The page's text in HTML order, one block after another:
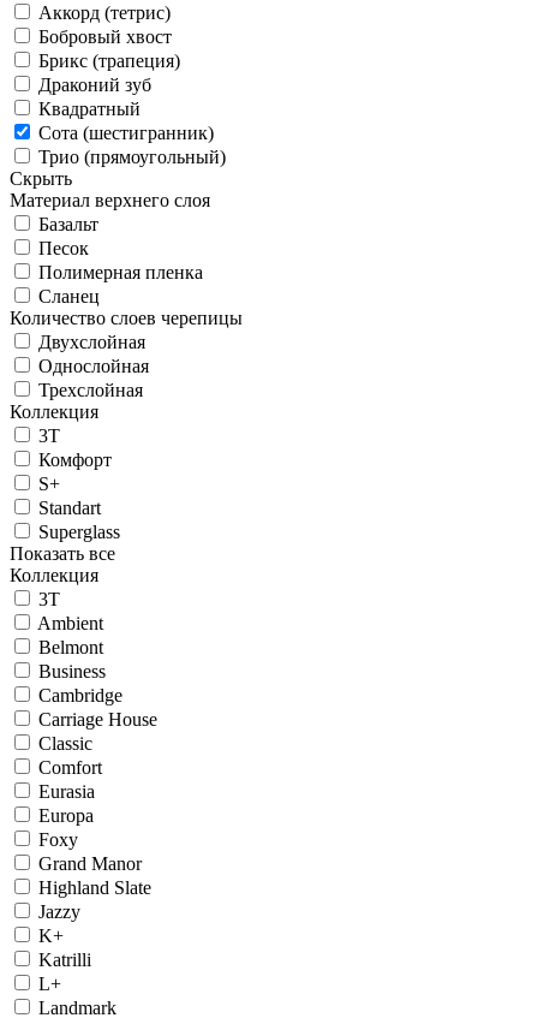
Аккорд (тетрис)
Бобровый хвост
Брикс (трапеция)
Драконий зуб
Квадратный
Сота (шестигранник)
Трио (прямоугольный)
Скрыть
Материал верхнего слоя
Базальт
Песок
Полимерная пленка
Сланец
Количество слоев черепицы
Двухслойная
Однослойная
Трехслойная
Коллекция
3T
Комфорт
S+
Standart
Superglass
Показать все
Коллекция
3T
Ambient
Belmont
Business
Cambridge
Carriage House
Classic
Comfort
Eurasia
Europa
Foxy
Grand Manor
Highland Slate
Jazzy
K+
Katrilli
L+
Landmark